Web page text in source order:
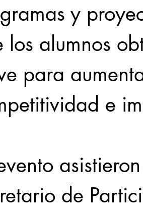
y
los alumnos
para
e
de